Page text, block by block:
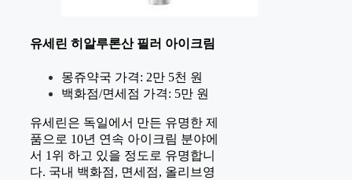
유세린 히알루론산 필러 아이크림
몽쥬약국 가격: 2만 5천 원
백화점/면세점 가격: 5만 원
유세린은 독일에서 만든 유명한 제
품으로 10년 연속 아이크림 분야에
서 1위 하고 있을 정도로 유명합니
다. 국내 백화점, 면세점, 올리브영